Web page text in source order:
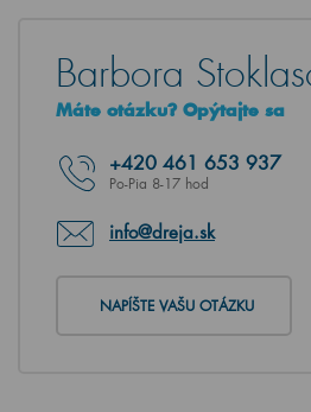
Barbora
Máte otázku? Opýtajte sa
+420 461 653 937
Po-Pia 8-17 hod
info@dreja.sk
NAPÍŠTE VAŠU OTÁZKU